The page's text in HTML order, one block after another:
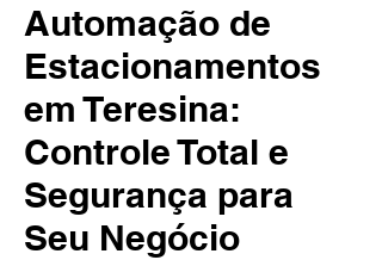
Automação de
Estacionamentos
em Teresina:
Controle Total e
Segurança para
Seu Negócio